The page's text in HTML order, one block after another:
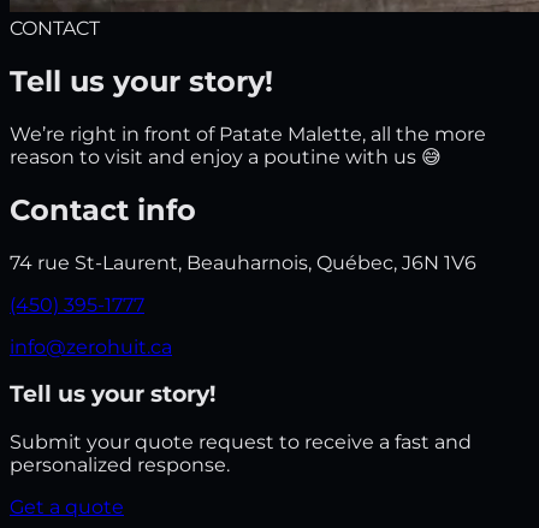
CONTACT
Tell us your story!
We’re right in front of Patate Malette, all the more
reason to visit and enjoy a poutine with us 😅
Contact info
74 rue St-Laurent, Beauharnois, Québec, J6N 1V6
(450) 395-1777
info@zerohuit.ca
Tell us your story!
Submit your quote request to receive a fast and
personalized response.
Get a quote